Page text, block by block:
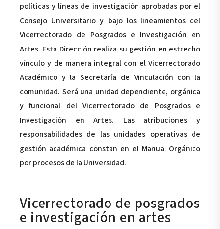
políticas y líneas de investigación aprobadas por el
Consejo Universitario y bajo los lineamientos del
Vicerrectorado de Posgrados e Investigación en
Artes. Esta Dirección realiza su gestión en estrecho
vínculo y de manera integral con el Vicerrectorado
Académico y la Secretaría de Vinculación con la
comunidad. Será una unidad dependiente, orgánica
y funcional del Vicerrectorado de Posgrados e
Investigación en Artes. Las atribuciones y
responsabilidades de las unidades operativas de
gestión académica constan en el Manual Orgánico
por procesos de la Universidad.
Vicerrectorado de posgrados
e investigación en artes